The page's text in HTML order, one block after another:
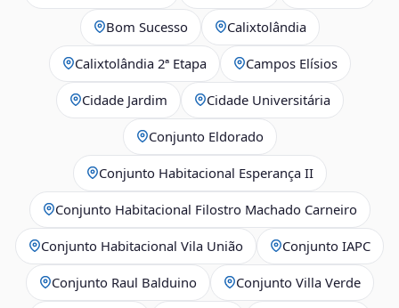
Bom Sucesso Calixtolândia
Calixtolândia 2ª Etapa Campos Elísios
Cidade Jardim Cidade Universitária
Conjunto Eldorado
Conjunto Habitacional Esperança II
Conjunto Habitacional Filostro Machado Carneiro
Conjunto Habitacional Vila União Conjunto IAPC
Conjunto Raul Balduino Conjunto Villa Verde